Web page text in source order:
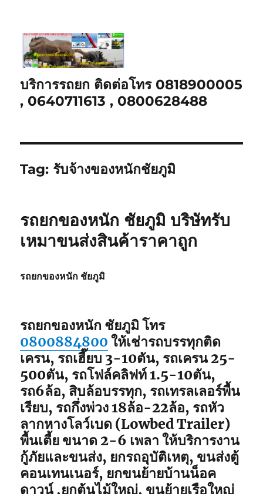
บริการรถยก ติดต่อโทร 0818900005
, 0640711613 , 0800628488
Tag: รับจ้างของหนักชัยภูมิ
รถยกของหนัก ชัยภูมิ บริษัทรับ
เหมาขนส่งสินค้าราคาถูก
รถยกของหนัก ชัยภูมิ
รถยกของหนัก ชัยภูมิ โทร
0800884800 ให้เช่ารถบรรทุกติด
เครน, รถเฮี๊ยบ 3-10ตัน, รถเครน 25-
500ตัน, รถโฟล์คลิฟท์ 1.5-10ตัน,
รถ6ล้อ, สิบล้อบรรทุก, รถเทรลเลอร์พื้น
เรียบ, รถกึ่งพ่วง 18ล้อ-22ล้อ, รถหัว
ลากหางโลว์เบด (Lowbed Trailer)
พื้นเตี้ย ขนาด 2-6 เพลา ให้บริการงาน
กู้ภัยและขนส่ง, ยกรถอุบัติเหตุ, ขนส่งตู้
คอนเทนเนอร์, ยกขนย้ายบ้านน็อค
ดาวน์ ,ยกต้นไม้ใหญ่, ขนย้ายเรือใหญ่